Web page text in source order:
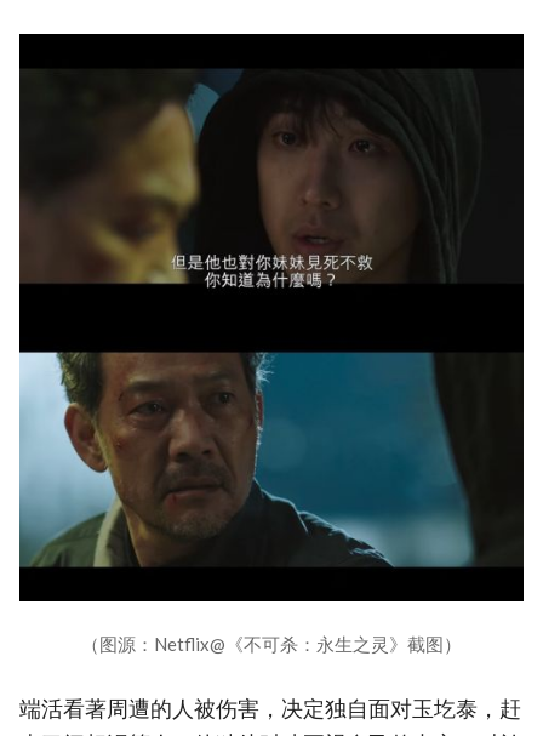
（图源：Netflix@《不可杀：永生之灵》截图）
端活看著周遭的人被伤害，决定独自面对玉圪泰，赶